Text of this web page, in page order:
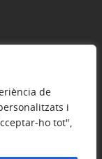
de
i
ho tot",